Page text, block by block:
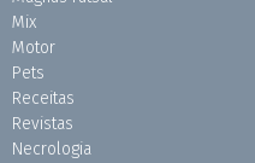
Mix
Motor
Pets
Receitas
Revistas
Necrologia